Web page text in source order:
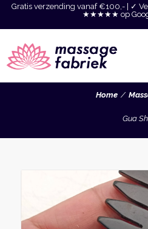
Gratis verzending vanaf €100,- | ✓
★★★★★ op
Home
Gua